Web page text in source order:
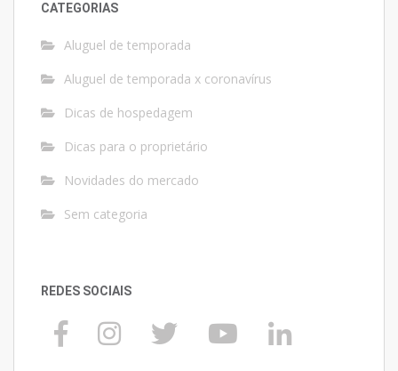
CATEGORIAS
Aluguel de temporada
Aluguel de temporada x coronavírus
Dicas de hospedagem
Dicas para o proprietário
Novidades do mercado
Sem categoria
REDES SOCIAIS